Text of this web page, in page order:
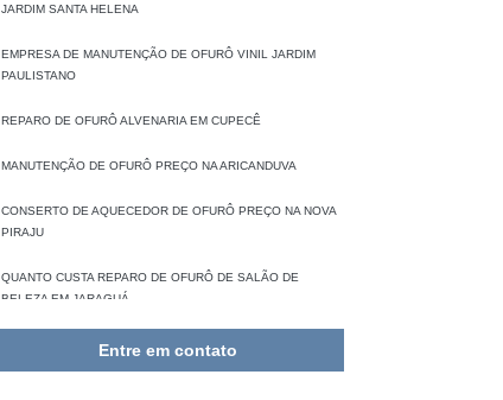
JARDIM SANTA HELENA
EMPRESA DE MANUTENÇÃO DE OFURÔ VINIL JARDIM
PAULISTANO
REPARO DE OFURÔ ALVENARIA EM CUPECÊ
MANUTENÇÃO DE OFURÔ PREÇO NA ARICANDUVA
CONSERTO DE AQUECEDOR DE OFURÔ PREÇO NA NOVA
PIRAJU
QUANTO CUSTA REPARO DE OFURÔ DE SALÃO DE
BELEZA EM JARAGUÁ
REPARO DE OFURÔ ALVENARIA PREÇO PARQUE
Entre em contato